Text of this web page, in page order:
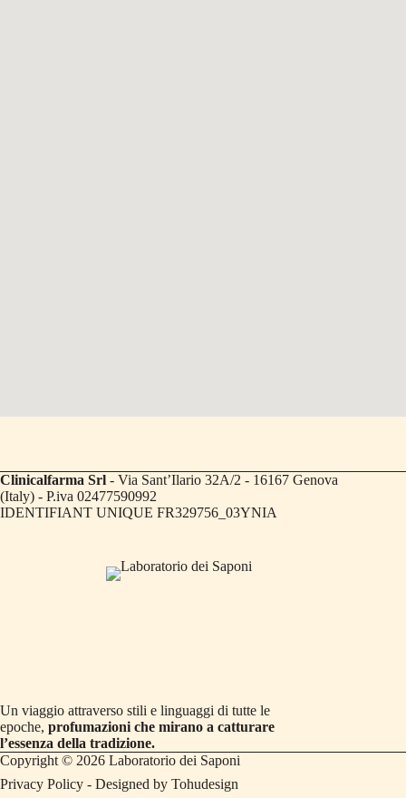
Clinicalfarma Srl - Via Sant’Ilario 32A/2 - 16167 Genova
(Italy) - P.iva 02477590992
IDENTIFIANT UNIQUE FR329756_03YNIA
Un viaggio attraverso stili e linguaggi di tutte le
epoche, profumazioni che mirano a catturare
l’essenza della tradizione.
Copyright © 2026 Laboratorio dei Saponi
Privacy Policy - Designed by Tohudesign